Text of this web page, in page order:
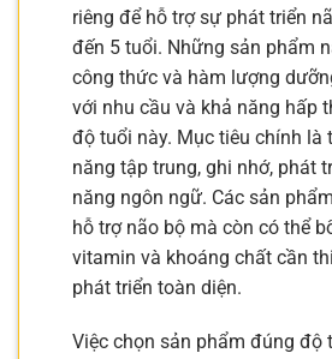
riêng để hỗ trợ sự phát triển
đến 5 tuổi. Những sản phẩm
công thức và hàm lượng
với nhu cầu và khả năng hấp
độ tuổi này. Mục tiêu chính là
năng tập trung, ghi nhớ, phát
năng ngôn ngữ. Các sản
hỗ trợ não bộ mà còn có thể
vitamin và khoáng chất cần
phát triển toàn diện.
Việc chọn sản phẩm đúng độ